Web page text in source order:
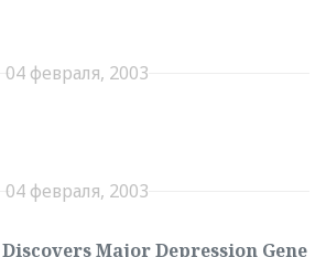
04 февраля, 2003
04 февраля, 2003
Major Depression Gene